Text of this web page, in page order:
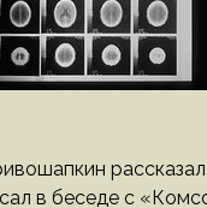
в беседе с